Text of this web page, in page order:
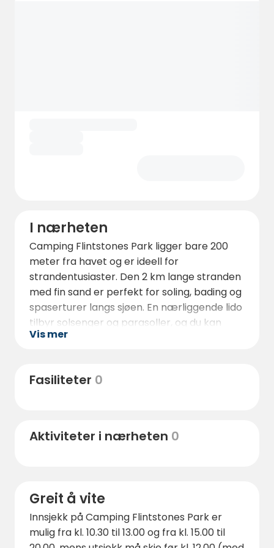
I nærheten
Camping Flintstones Park ligger bare 200
meter fra havet og er ideell for
strandentusiaster. Den 2 km lange stranden
med fin sand er perfekt for soling, bading og
spaserturer langs sjøen. En nærliggende lido
tilbyr solsenger og parasoller, og du kan
nyte frokost, lunsj eller middag bare noen få
Den sjarmerende byen Scicli, kjent for sin
finner du supermarkeder, en slakter, en
campingplassen med ferske råvarer og
sicilianske spesialiteter.
For natur- og eventyrelskere tilbyr området
Vis mer
Fasiliteter 0
Aktiviteter i nærheten 0
Greit å vite
Innsjekk på Camping Flintstones Park er
mulig fra kl. 10.30 til 13.00 og fra kl. 15.00 til